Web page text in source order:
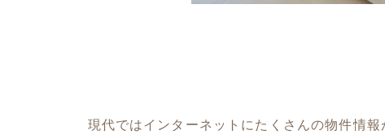
現代ではインターネットにたくさんの物件情